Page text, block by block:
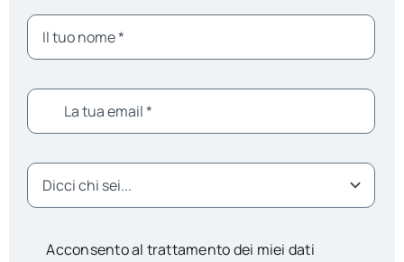
Acconsento al trattamento dei miei dati